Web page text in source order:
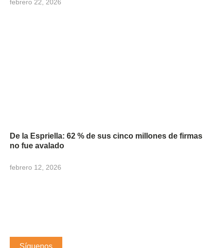
febrero 22, 2026
De la Espriella: 62 % de sus cinco millones de firmas
no fue avalado
febrero 12, 2026
Síguenos